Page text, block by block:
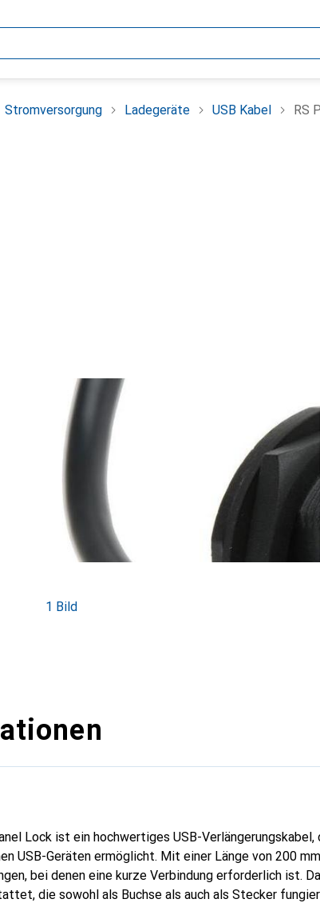
Stromversorgung Ladegeräte USB Kabel RS
1 Bild
Lock ist ein hochwertiges USB-Verlängerungskabel,
USB-Geräten ermöglicht. Mit einer Länge von 200
bei denen eine kurze Verbindung erforderlich ist.
die sowohl als Buchse als auch als Stecker